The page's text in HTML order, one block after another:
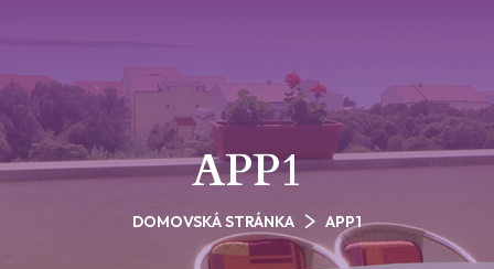
APP1
DOMOVSKÁ STRÁNKA APP1